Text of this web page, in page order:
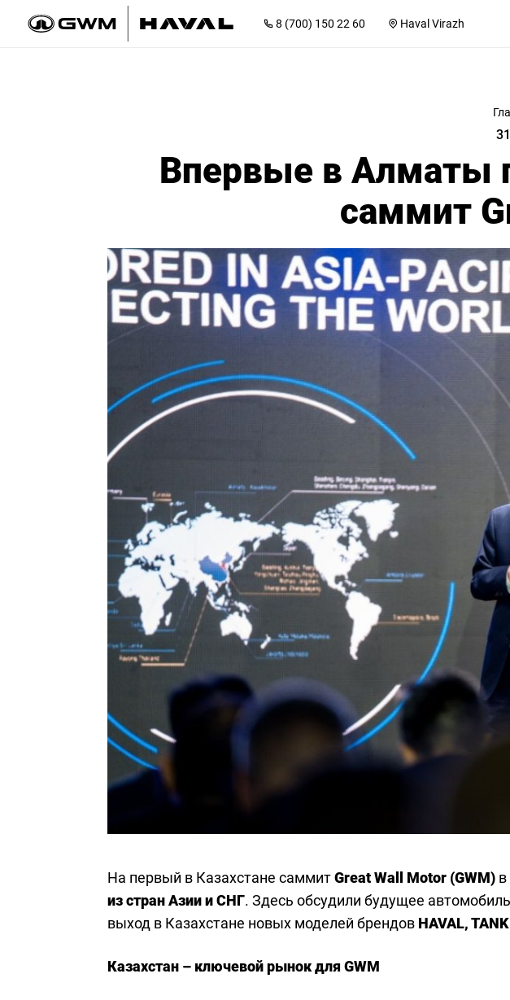
8 (700) 150 22 60 Haval Virazh
Впервые в Алматы
саммит
На первый в Казахстане саммитGreat Wall Motor (GWM)
из стран Азии и СНГ. Здесь обсудили будущее
выход в Казахстане новых моделей брендов HAVAL,
Казахстан – ключевой рынок для GWM